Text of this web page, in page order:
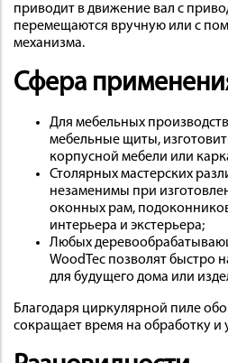
приводит в движение вал с
перемещаются вручную или с
механизма.
Сфера
Для мебельных
мебельные щиты,
корпусной мебели или
Столярных мастерских
незаменимы при
оконных рам,
интерьера и экстерьера;
Любых
WoodTec позволят быстро
для будущего дома или
Благодаря циркулярной пиле
сокращает время на обработку и